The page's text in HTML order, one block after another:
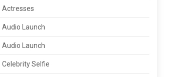
Actresses
Audio Launch
Audio Launch
Celebrity Selfie